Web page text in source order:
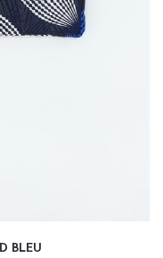
BLEU